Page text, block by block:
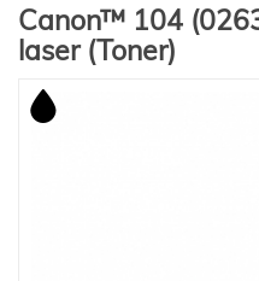
Canon™ 104
laser (Toner)